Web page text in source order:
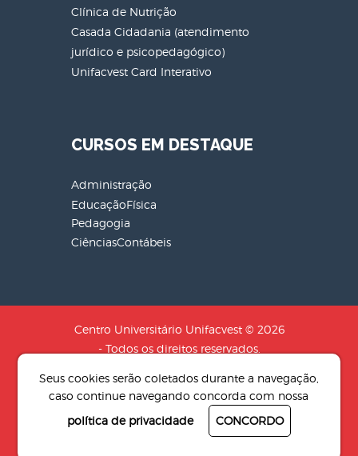
Clínica de Nutrição
Casada Cidadania (atendimento
jurídico e psicopedagógico)
Unifacvest Card Interativo
CURSOS EM DESTAQUE
Administração
EducaçãoFísica
Pedagogia
CiênciasContábeis
Centro Universitário Unifacvest © 2026
- Todos os direitos reservados.
Social: SOCIEDADE DE EDUCACAO N.S
AUXILIADORA LTDA
Desenvolvido por4Pix - Agência de
Seus cookies serão coletados durante a navegação,
caso continue navegando concorda com nossa
política de privacidade
CONCORDO